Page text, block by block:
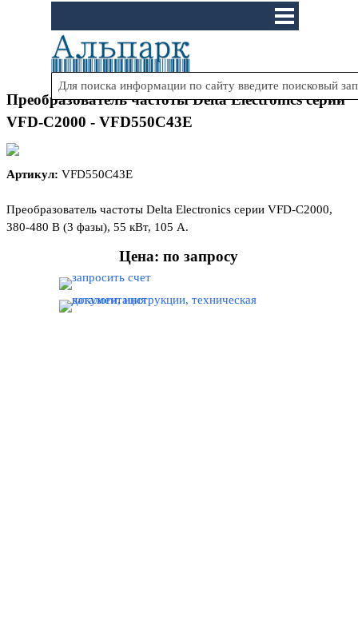
Перейти к контенту
Преобразователь частоты Delta Electronics серии
VFD-C2000 - VFD550C43E
Артикул: VFD550C43E
Преобразователь частоты Delta Electronics серии VFD-C2000,
380-480 В (3 фазы), 55 кВт, 105 А.
Цена: по запросу